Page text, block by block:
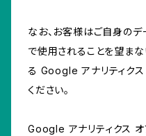
なお、お客様はご自身の
で使用されることを望ま
る Google アナリティクス
ください。
Google アナリティクス オ